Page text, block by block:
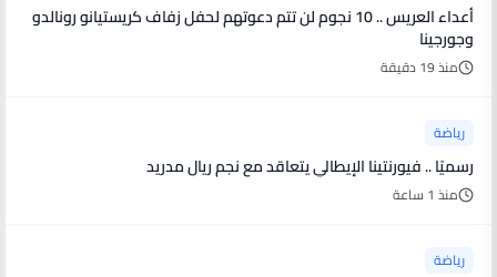
أعداء العريس .. 10 نجوم لن تتم دعوتهم لحفل زفاف كريستيانو رونالدو
وجورجينا
منذ 19 دقيقة
رياضة
رسميًا .. فيورنتينا الإيطالي يتعاقد مع نجم ريال مدريد
منذ 1 ساعة
رياضة